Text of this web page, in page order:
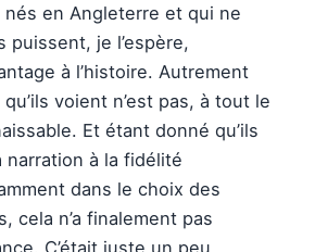
en Angleterre et qui ne
puissent, je l’espère,
à l’histoire. Autrement
voient n’est pas, à tout le
Et étant donné qu’ils
narration à la fidélité
dans le choix des
cela n’a finalement pas
C’était juste un peu